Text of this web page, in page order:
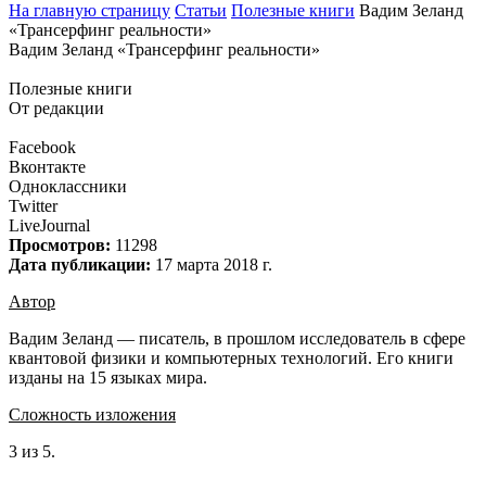
На главную страницу Статьи Полезные книги Вадим Зеланд
«Трансерфинг реальности»
Вадим Зеланд «Трансерфинг реальности»
Полезные книги
От редакции
Facebook
Вконтакте
Одноклассники
Twitter
LiveJournal
Просмотров: 11298
Дата публикации: 17 марта 2018 г.
Автор
Вадим Зеланд — писатель, в прошлом исследователь в сфере
квантовой физики и компьютерных технологий. Его книги
изданы на 15 языках мира.
Сложность изложения
3 из 5.